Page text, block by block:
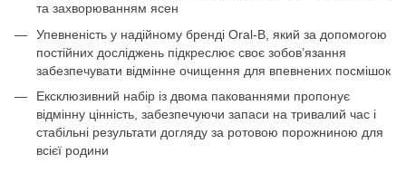
та захворюванням ясен
Упевненість у надійному бренді Oral-B, який за допомогою
постійних досліджень підкреслює своє зобов’язання
забезпечувати відмінне очищення для впевнених посмішок
Ексклюзивний набір із двома пакованнями пропонує
відмінну цінність, забезпечуючи запаси на тривалий час і
стабільні результати догляду за ротовою порожниною для
всієї родини